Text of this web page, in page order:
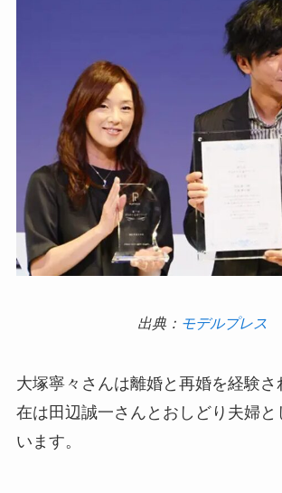
出典： モデルプレス
大塚寧々さんは離婚と再婚を経験さ
在は田辺誠一さんとおしどり夫婦と
います。